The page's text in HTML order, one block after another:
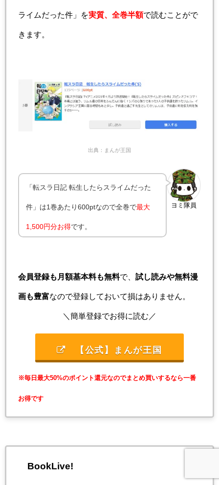
ライムだった件」を実質、全巻半額で読むことがで
きます。
出典：まんが王国
ヨミ隊員
「転スラ日記 転生したらスライムだった
件」は1巻あたり600ptなので全巻で最大
1,500円分お得です。
会員登録も月額基本料も無料で、 試し読みや無料漫
画も豊富なので登録しておいて損はありません。
＼簡単登録でお得に読む／
【公式】まんが王国
※毎日最大50%のポイント還元なのでまとめ買いするなら一番
お得です
BookLive!